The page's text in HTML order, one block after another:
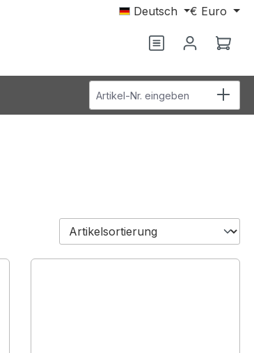
Deutsch € Euro
Artikel-Nr. eingeben